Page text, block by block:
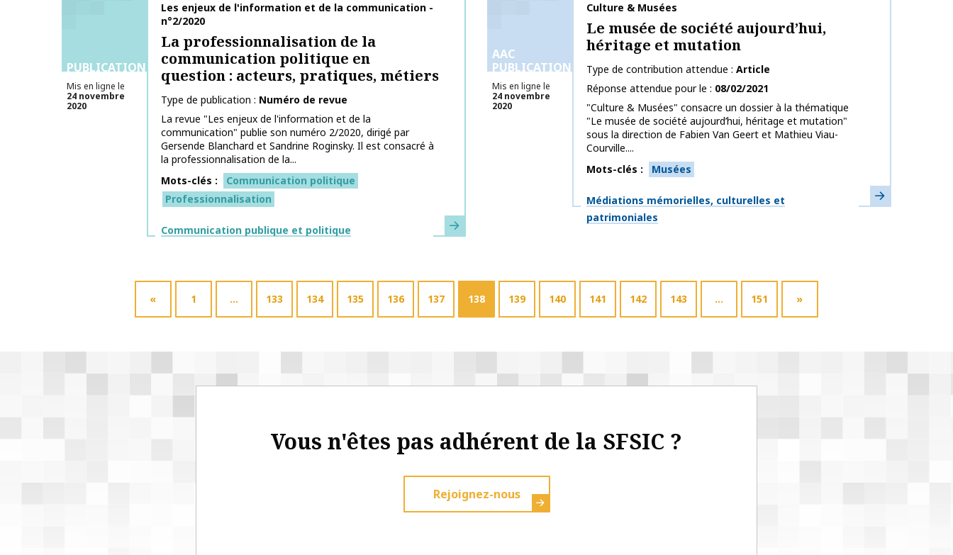
PUBLICATIONS
Mis en ligne le
24 novembre
2020
Nom de la publication
Les enjeux de l'information et de la communication -
n°2/2020
La professionnalisation de la
communication politique en
question : acteurs, pratiques, métiers
Type de publication
Numéro de revue
La revue "Les enjeux de l'information et de la
communication" publie son numéro 2/2020, dirigé par
Gersende Blanchard et Sandrine Roginsky. Il est consacré à
la professionnalisation de la...
Mots-clés
Communication politique
Professionnalisation
Thématiques
Communication publique et politique En savoir plus
AAC
PUBLICATIONS
Mis en ligne le
24 novembre
2020
Nom de la publication
Culture & Musées
Le musée de société aujourd’hui,
héritage et mutation
Type de contribution attendue
Article
Réponse attendue pour le
08/02/2021
"Culture & Musées" consacre un dossier à la thématique
"Le musée de société aujourd’hui, héritage et mutation"
sous la direction de Fabien Van Geert et Mathieu Viau-
Courville....
Mots-clés
Musées
Thématiques
Médiations mémorielles, culturelles et
patrimoniales
En savoir plus
« 1 … 133 134 135 136 137 138 139 140 141 142 143 … 151 »
Vous n'êtes pas adhérent de la SFSIC ?
Rejoignez-nous